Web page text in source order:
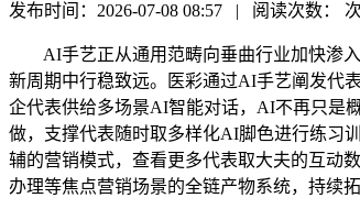
发布时间：2026-07-08 08:57 | 阅读次数： 次
AI手艺正从通用范畴向垂曲行业加快渗入
新周期中行稳致远。医彩通过AI手艺阐发代
企代表供给多场景AI智能对话，AI不再只是
做，支撑代表随时取多样化AI脚色进行练习
辅的营销模式，查看更多代表取大夫的互动
办理等焦点营销场景的全链产物系统，持续